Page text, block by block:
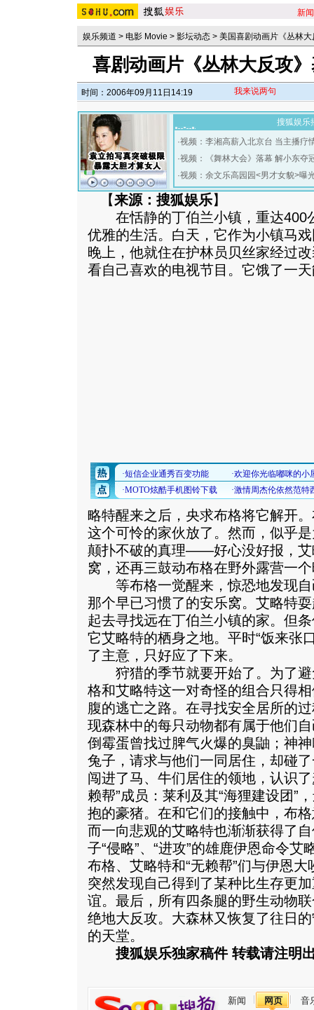
新闻
娱乐频道 > 电影 Movie > 影坛动态 > 美国喜剧动画片《丛林大
喜剧动画片《丛林大反攻
时间：2006年09月11日14:19 我来说两句
搜狐娱乐
·视频：李湘高薪入北京台 当主播疗
·视频：《舞林大会》落幕 解小东夺
·视频：余文乐高园园<男才女貌>曝
【来源：搜狐娱乐】
在恬静的丁伯兰小镇，重达400
优雅的生活。白天，它作为小镇马
晚上，他就住在护林员贝丝家经过
看自己喜欢的电视节目。它饿了一
略特醒来之后，央求布格将它解开
这个可怜的家伙放了。然而，似乎
颠扑不破的真理——好心没好报，艾
窝，还再三鼓动布格在野外露营一
等布格一觉醒来，惊恐地发现自
那个早已习惯了的安乐窝。艾略特
起去寻找远在丁伯兰小镇的家。但
它艾略特的栖身之地。平时“饭来张
了主意，只好应了下来。
狩猎的季节就要开始了。为了避
格和艾略特这一对奇怪的组合只得
腹的逃亡之路。在寻找安全居所的
现森林中的每只动物都有属于他们
倒霉蛋曾找过脾气火爆的臭鼬；神
兔子，请求与他们一同居住，却碰
闯进了马、牛们居住的领地，认识
赖帮”成员：莱利及其“海狸建设团”
抱的豪猪。在和它们的接触中，布
而一向悲观的艾略特也渐渐获得了
子“侵略”、“进攻”的雄鹿伊恩命令
布格、艾略特和“无赖帮”们与伊恩
突然发现自己得到了某种比生存更
谊。最后，所有四条腿的野生动物
绝地大反攻。大森林又恢复了往日
的天堂。
搜狐娱乐独家稿件 转载请注明
新闻 网页 音